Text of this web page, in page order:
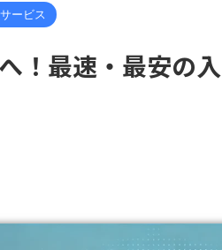
ービス
！最速・最安の入